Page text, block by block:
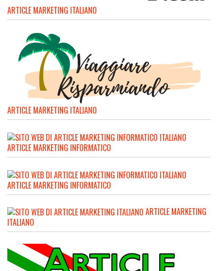
ARTICLE MARKETING ITALIANO
ARTICLE MARKETING ITALIANO
ARTICLE MARKETING INFORMATICO
ARTICLE MARKETING INFORMATICO
ARTICLE MARKETING
ITALIANO